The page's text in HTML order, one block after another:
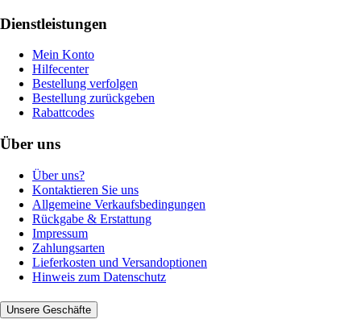
Dienstleistungen
Mein Konto
Hilfecenter
Bestellung verfolgen
Bestellung zurückgeben
Rabattcodes
Über uns
Über uns?
Kontaktieren Sie uns
Allgemeine Verkaufsbedingungen
Rückgabe & Erstattung
Impressum
Zahlungsarten
Lieferkosten und Versandoptionen
Hinweis zum Datenschutz
Unsere Geschäfte